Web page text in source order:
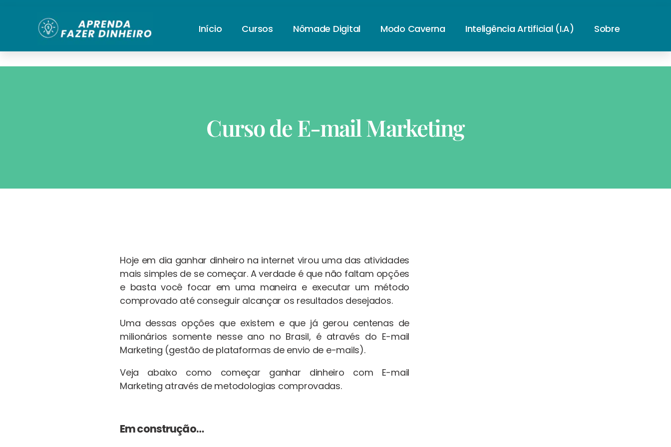
Início Cursos Nômade Digital Modo Caverna Inteligência Artificial (I.A) Sobre
Curso de E-mail Marketing
Hoje em dia ganhar dinheiro na internet virou uma das atividades
mais simples de se começar. A verdade é que não faltam opções
e basta você focar em uma maneira e executar um método
comprovado até conseguir alcançar os resultados desejados.
Uma dessas opções que existem e que já gerou centenas de
milionários somente nesse ano no Brasil, é através do E-mail
Marketing (gestão de plataformas de envio de e-mails).
Veja abaixo como começar ganhar dinheiro com E-mail
Marketing através de metodologias comprovadas.
Em construção…